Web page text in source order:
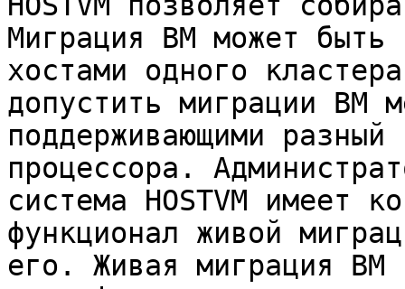
Миграция ВМ может быть
хостами одного
допустить миграции ВМ
поддерживающими
процессора.
система HOSTVM имеет
функционал живой
его. Живая миграция ВМ